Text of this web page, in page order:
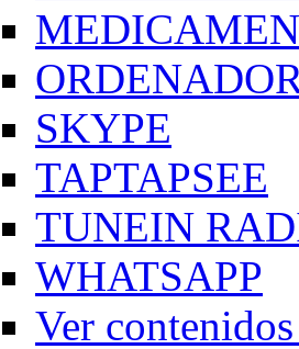
SKYPE
TAPTAPSEE
TUNEIN
WHATSAPP
Ver